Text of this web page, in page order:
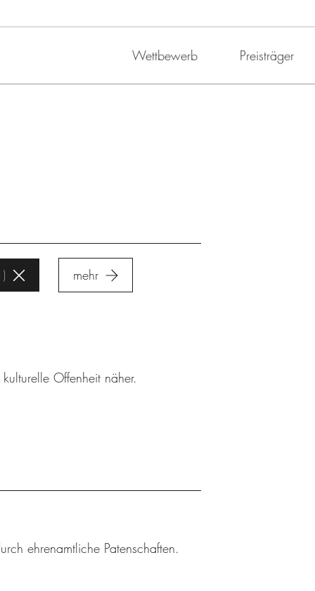
Wettbewerb Preisträger
mehr
Offenheit näher.
ehrenamtliche Patenschaften.